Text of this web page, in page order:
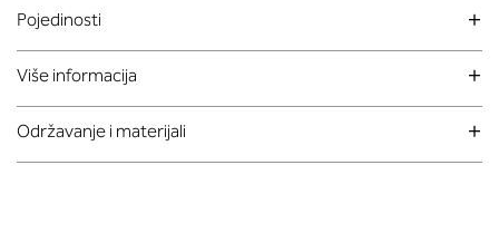
Pojedinosti
Više informacija
Održavanje i materijali